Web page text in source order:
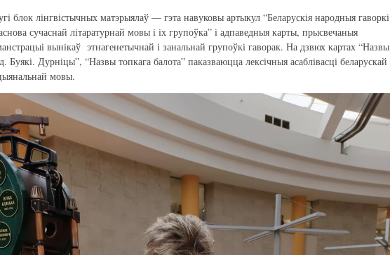
блок лінгвістычных матэрыялаў — гэта навуковы артыкул “Беларускія народныя гаворкі
сучаснай літаратурнай мовы і іх групоўка” і адпаведныя карты, прысвечаныя
вынікаў этнагенетычнай і занальнай групоўкі гаворак. На дзвюх картах “Назвы
Буякі. Дурніцы”, “Назвы топкага балота” паказваюцца лексічныя асаблівасці беларускай
мовы.